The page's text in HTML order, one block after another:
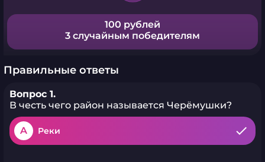
100 рублей
3 случайным победителям
Правильные ответы
Вопрос 1.
В честь чего район называется Черёмушки?
A Реки